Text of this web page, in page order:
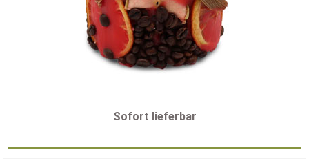
Sofort lieferbar